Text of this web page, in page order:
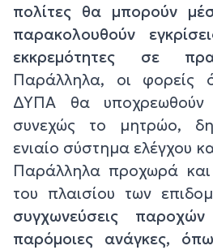
πολίτες θα μπορούν
παρακολουθούν
εκκρεμότητες σε
Παράλληλα, οι
ΔΥΠΑ θα υποχρεωθούν
συνεχώς το μητρώο,
ενιαίο σύστημα ελέγχου
Παράλληλα προχωρά
του πλαισίου των
συγχωνεύσεις
παρόμοιες ανάγκες,